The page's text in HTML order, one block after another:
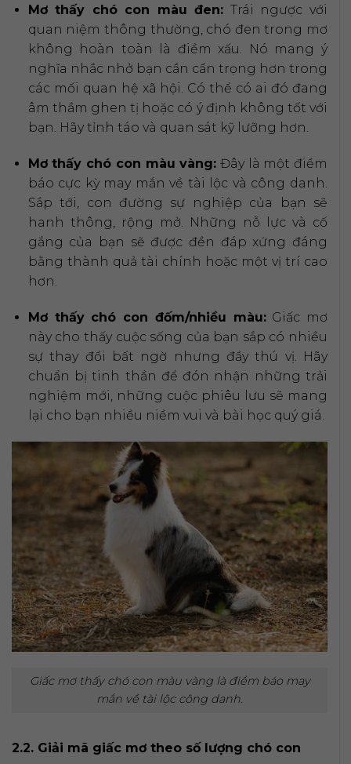
Mơ thấy chó con màu đen: Trái ngược với
quan niệm thông thường, chó đen trong mơ
không hoàn toàn là điềm xấu. Nó mang ý
nghĩa nhắc nhở bạn cần cẩn trọng hơn trong
các mối quan hệ xã hội. Có thể có ai đó đang
âm thầm ghen tị hoặc có ý định không tốt với
bạn. Hãy tỉnh táo và quan sát kỹ lưỡng hơn.
Mơ thấy chó con màu vàng: Đây là một điềm
báo cực kỳ may mắn về tài lộc và công danh.
Sắp tới, con đường sự nghiệp của bạn sẽ
hanh thông, rộng mở. Những nỗ lực và cố
gắng của bạn sẽ được đền đáp xứng đáng
bằng thành quả tài chính hoặc một vị trí cao
hơn.
Mơ thấy chó con đốm/nhiều màu:Giấc mơ
này cho thấy cuộc sống của bạn sắp có nhiều
sự thay đổi bất ngờ nhưng đầy thú vị. Hãy
chuẩn bị tinh thần để đón nhận những trải
nghiệm mới, những cuộc phiêu lưu sẽ mang
lại cho bạn nhiều niềm vui và bài học quý giá.
Giấc mơ thấy chó con màu vàng là điềm báo may
mắn về tài lộc công danh.
2.2. Giải mã giấc mơ theo số lượng chó con